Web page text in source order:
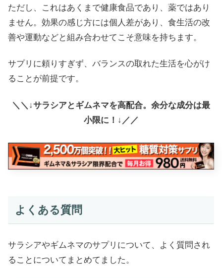
ただし、これはあくまで健康食品であり、薬ではあり
ません。効果の感じ方には個人差があり、食生活の改
善や運動などと組み合わせてこそ意味を持ちます。
サプリに頼りすぎず、バランスの取れた生活を心がけ
ることが前提です。
＼＼↓サラシアとギムネマを高配合。余分な成分は最
小限に！↓／／
よくある質問
サラシアやギムネマのサプリについて、よく質問され
ることについてまとめてました。